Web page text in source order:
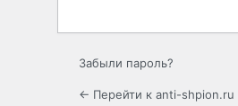
Забыли пароль?
← Перейти к anti-shpion.ru